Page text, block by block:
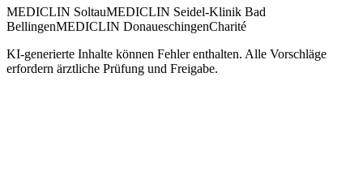
MEDICLIN SoltauMEDICLIN Seidel-Klinik Bad
BellingenMEDICLIN DonaueschingenCharité
KI-generierte Inhalte können Fehler enthalten. Alle Vorschläge
erfordern ärztliche Prüfung und Freigabe.